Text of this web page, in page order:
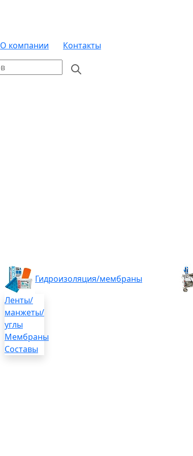
О компании Контакты
Гидроизоляция/мембраны
Ленты/
манжеты/
углы
Мембраны
Составы